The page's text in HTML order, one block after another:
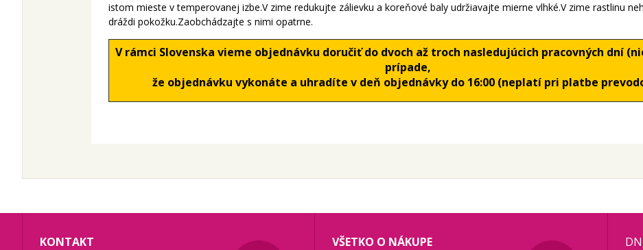
istom mieste v temperovanej izbe.V zime redukujte zálievku a koreňové baly udržiavajte mierne vlhké.V zime rastlinu
dráždi pokožku.Zaobchádzajte s nimi opatrne.
V rámci Slovenska vieme objednávku doručiť do dvoch až troch nasledujúcich pracovných dní
prípade,
že objednávku vykonáte a uhradíte v deň objednávky do 16:00 (neplatí pri platbe
KONTAKT
VŠETKO O NÁKUPE